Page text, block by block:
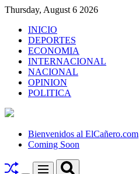
Skip
content
Thursday, August 6 2026
INICIO
DEPORTES
ECONOMIA
INTERNACIONAL
NACIONAL
OPINION
POLITICA
El
Bienvenidos al ElCañero.com
Coming Soon
Menu Search